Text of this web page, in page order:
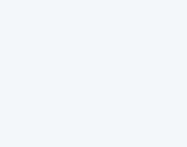
Die unheimliche Geschichte